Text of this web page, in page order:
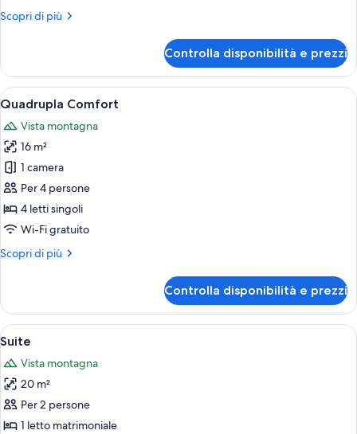
Scopri di più
Altri
Comfort
Controlla disponibilità e prezzi
Apri
tutte
le
foto
per
Quadrupla
Comfort
Una camera da letto moderna con
5
Quadrupla Comfort
Vista montagna
16 m²
1 camera
Per 4 persone
4 letti singoli
Wi-Fi gratuito
Scopri di più
Altri
Comfort
Controlla disponibilità e prezzi
Apri
tutte
le
foto
per
Suite
Suite | Minibar, una cassaforte in
5
Suite
Vista montagna
20 m²
Per 2 persone
1 letto matrimoniale